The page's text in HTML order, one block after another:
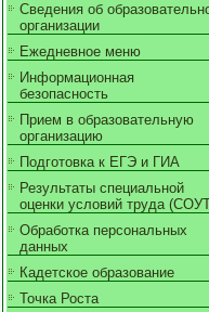
Сведения об
организации
Ежедневное меню
Информационная
безопасность
Прием в образовательную
организацию
Подготовка к ЕГЭ и ГИА
Результаты специальной
оценки условий труда
Обработка персональных
данных
Кадетское образование
Точка Роста